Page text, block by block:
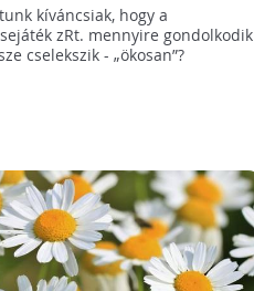
kíváncsiak, hogy a
zRt. mennyire gondolkodik
cselekszik - „ökosan”?